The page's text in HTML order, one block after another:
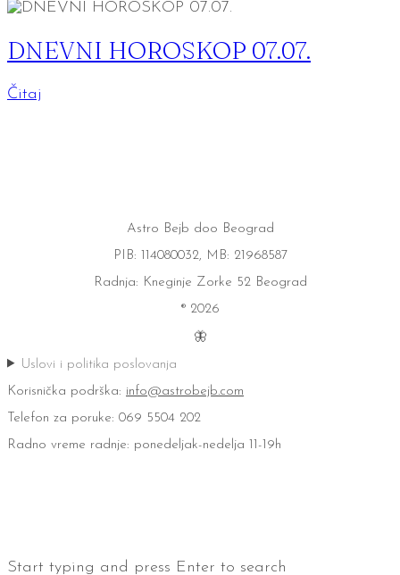
DNEVNI HOROSKOP 07.07.
Čitaj
Astro Bejb doo Beograd
PIB: 114080032, MB: 21968587
Radnja: Kneginje Zorke 52 Beograd
® 2026
🦋
Uslovi i politika poslovanja
Korisnička podrška: info@astrobejb.com
Telefon za poruke: 069 5504 202
Radno vreme radnje: ponedeljak-nedelja 11-19h
Start typing and press Enter to search